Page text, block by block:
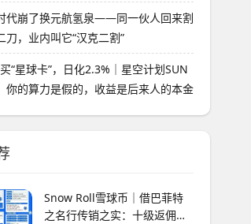
代崩了换元航氢泉——同一伙人回来割
刀，业内叫它“汉克二割”
“星球卡”，日化2.3%｜星空计划SUN
你的算力是假的，收益是后来人的本金
Snow Roll雪球币｜借巴菲特
之名行传销之实：十级返佣、